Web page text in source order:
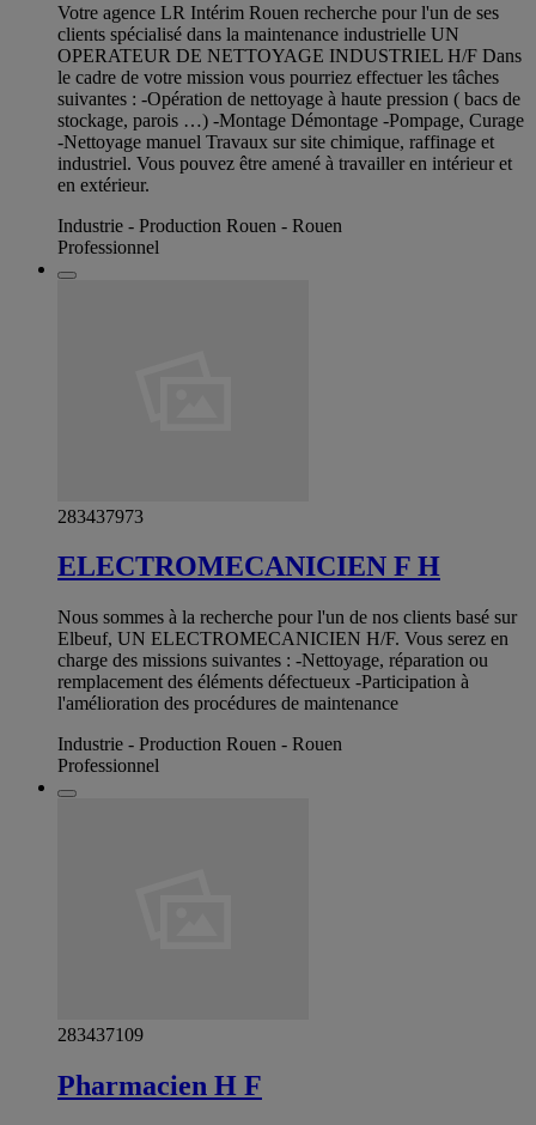
Votre agence LR Intérim Rouen recherche pour l'un de ses
clients spécialisé dans la maintenance industrielle UN
OPERATEUR DE NETTOYAGE INDUSTRIEL H/F Dans
le cadre de votre mission vous pourriez effectuer les tâches
suivantes : -Opération de nettoyage à haute pression ( bacs de
stockage, parois …) -Montage Démontage -Pompage, Curage
-Nettoyage manuel Travaux sur site chimique, raffinage et
industriel. Vous pouvez être amené à travailler en intérieur et
en extérieur.
Industrie - Production Rouen - Rouen
Professionnel
283437973
ELECTROMECANICIEN F H
Nous sommes à la recherche pour l'un de nos clients basé sur
Elbeuf, UN ELECTROMECANICIEN H/F. Vous serez en
charge des missions suivantes : -Nettoyage, réparation ou
remplacement des éléments défectueux -Participation à
l'amélioration des procédures de maintenance
Industrie - Production Rouen - Rouen
Professionnel
283437109
Pharmacien H F